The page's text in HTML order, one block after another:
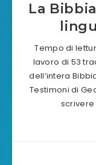
La
Tempo di
lavoro di 53
dell’intera
Testimoni di